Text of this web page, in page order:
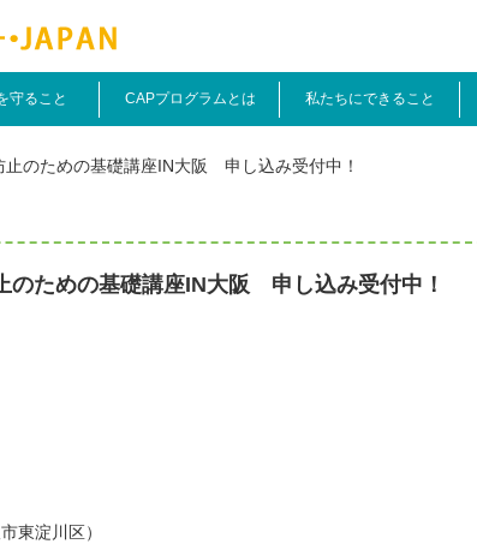
守ること CAPプログラムとは 私たちにできること
止のための基礎講座IN大阪 申し込み受付中！
のための基礎講座IN大阪 申し込み受付中！
東淀川区）